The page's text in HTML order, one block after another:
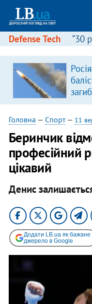
Defense Tech “30
Головна — Спорт— 11
Беринчик
професійний
цікавий
Денис
Додати LB.ua як бажане
джерело в Google